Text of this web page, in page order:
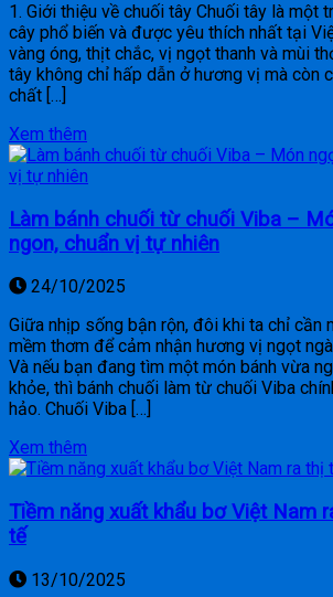
1. Giới thiệu về chuối tây Chuối tây là một
cây phổ biến và được yêu thích nhất tại
vàng óng, thịt chắc, vị ngọt thanh và mùi
tây không chỉ hấp dẫn ở hương vị mà còn
chất […]
Xem thêm
Làm bánh chuối từ chuối Viba –
ngon, chuẩn vị tự nhiên
24/10/2025
Giữa nhịp sống bận rộn, đôi khi ta chỉ cần
mềm thơm để cảm nhận hương vị ngọt
Và nếu bạn đang tìm một món bánh vừa
khỏe, thì bánh chuối làm từ chuối Viba
hảo. Chuối Viba […]
Xem thêm
Tiềm năng xuất khẩu bơ Việt Nam
tế
13/10/2025